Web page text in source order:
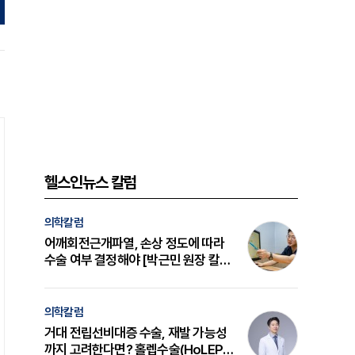
헬스인뉴스 칼럼
의학칼럼
어깨회전근개파열, 손상 정도에 따라
수술 여부 결정해야 [박근민 원장 칼
의학칼럼
거대 전립선비대증 수술, 재발 가능성
까지 고려한다면? 홀렙수술(HoLEP)